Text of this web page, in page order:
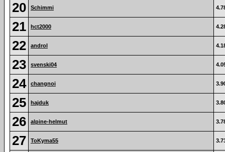
20 Schimmi
21 hct2000
22 androl
23 svenski04
24 changnoi
25 hajduk
26 alpine-helmut
27 ToKyma55